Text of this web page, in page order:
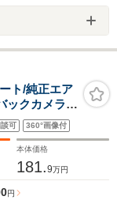
ト/純正エア
ックカメラ/
グ/LEDライ
ール/純正フ
可 360°画像付
本体価格
181.9万円
円